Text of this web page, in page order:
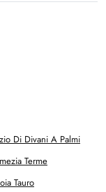
Di Divani A Palmi
Terme
Tauro